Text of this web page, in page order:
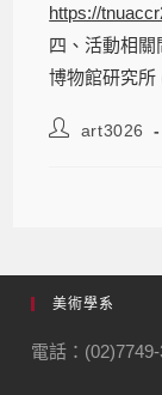
https://
四、活動相
博物館研究所
art3026
美術學系
電話：